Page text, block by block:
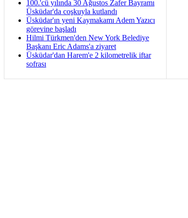
100.'cü yılında 30 Ağustos Zafer Bayramı
Üsküdar'da coşkuyla kutlandı
Üsküdar'ın yeni Kaymakamı Adem Yazıcı
görevine başladı
Hilmi Türkmen'den New York Belediye
Başkanı Eric Adams'a ziyaret
Üsküdar'dan Harem'e 2 kilometrelik iftar
sofrası